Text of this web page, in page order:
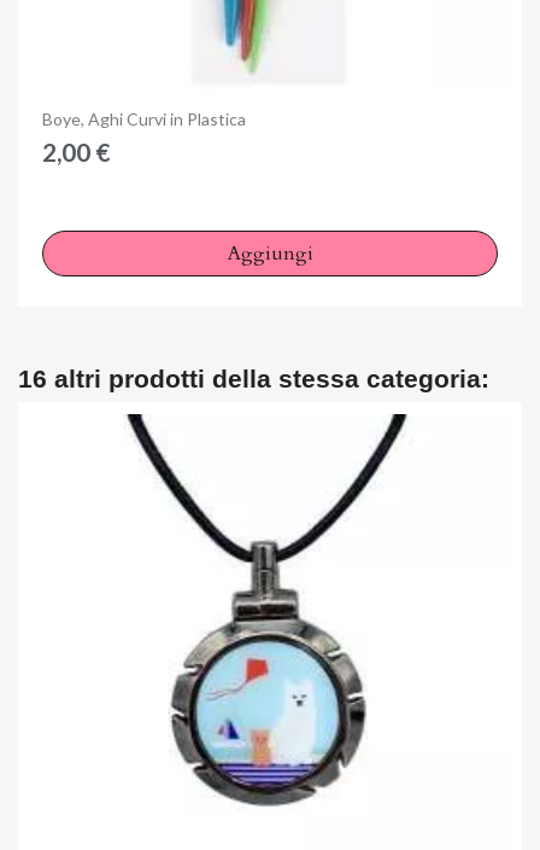
Anteprima
Boye, Aghi Curvi in Plastica
2,00 €
Aggiungi
16 altri prodotti della stessa categoria: